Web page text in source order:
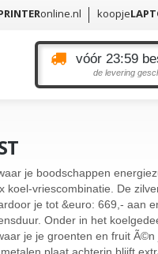
online.nl koopje
vóór 23:59
de levering
je boodschappen
koel-vriescombinatie. De
je tot &euro: 669,- aan
Onder in het
je je groenten en fruit